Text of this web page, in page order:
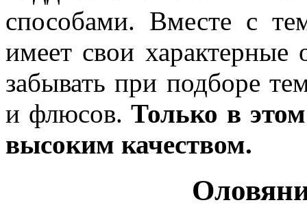
способами. Вместе с
имеет свои характерные
забывать при подборе
и флюсов.Только в
высоким качеством.